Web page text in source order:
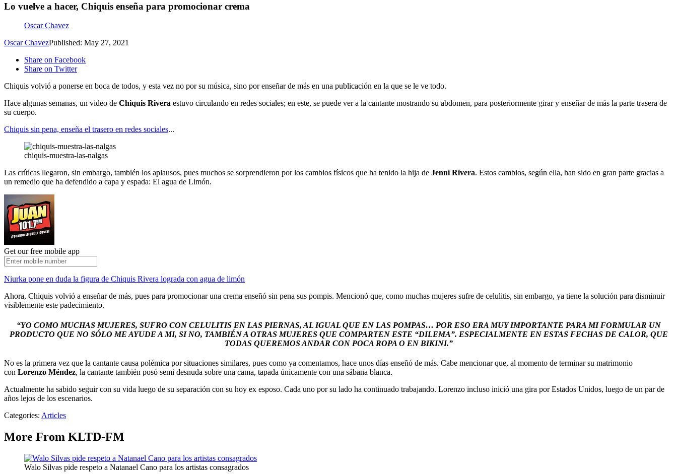
Lo vuelve a hacer, Chiquis enseña para promocionar crema
Oscar Chavez
Oscar ChavezPublished: May 27, 2021
Share on Facebook
Share on Twitter
Chiquis volvió a ponerse en boca de todos, y esta vez no por su música, sino por enseñar de más en una publicación en la que se le ve todo.
Hace algunas semanas, un video de Chiquis Rivera estuvo circulando en redes sociales; en este, se puede ver a la cantante mostrando su abdomen, para posteriormente girar y enseñar de más la parte trasera de
su cuerpo.
Chiquis sin pena, enseña el trasero en redes sociales...
chiquis-muestra-las-nalgas
Las críticas llegaron, sin embargo, también los aplausos, pues muchos se sorprendieron por los cambios físicos que ha tenido la hija de Jenni Rivera. Estos cambios, según ella, han sido en gran parte gracias a
un remedio que ha defendido a capa y espada: El agua de Limón.
Get our free mobile app
Niurka pone en duda la figura de Chiquis Rivera lograda con agua de limón
Ahora, Chiquis volvió a enseñar de más, pues para promocionar una crema enseñó sin pena sus pompis. Mencionó que, como muchas mujeres sufre de celulitis, sin embargo, ya tiene la solución para disminuir
visiblemente este padecimiento.
“YO COMO MUCHAS MUJERES, SUFRO CON CELULITIS EN LAS PIERNAS, AL IGUAL QUE EN LAS POMPAS… POR ESO ERA MUY IMPORTANTE PARA MI FORMULAR UN
PRODUCTO QUE NO SÓLO ME AYUDE A MI, SI NO, TAMBIÉN A OTRAS MUJERES QUE COMPARTEN ESTE “DILEMA”. ESPECIALMENTE EN ESTAS FECHAS DE CALOR, QUE
TODAS QUEREMOS ANDAR CON POCA ROPA O EN BIKINI.”
No es la primera vez que la cantante causa polémica por situaciones similares, pues como ya comentamos, hace unos días enseñó de más. Cabe mencionar que, al momento de terminar su matrimonio
con Lorenzo Méndez, la cantante también posó semi desnuda sobre una cama, tapada únicamente con una sábana blanca.
Actualmente ha sabido seguir con su vida luego de su separación con su hoy ex esposo. Cada uno por su lado ha continuado trabajando. Lorenzo incluso inició una gira por Estados Unidos, luego de un par de
años lejos de los escenarios.
Categories: Articles
More From KLTD-FM
Walo Silvas pide respeto a Natanael Cano para los artistas consagrados